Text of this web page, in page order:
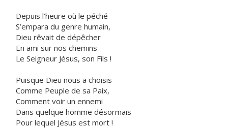
Depuis l’heure où le péché
S’empara du genre humain,
Dieu rêvait de dépêcher
En ami sur nos chemins
Le Seigneur Jésus, son Fils !
Puisque Dieu nous a choisis
Comme Peuple de sa Paix,
Comment voir un ennemi
Dans quelque homme désormais
Pour lequel Jésus est mort !